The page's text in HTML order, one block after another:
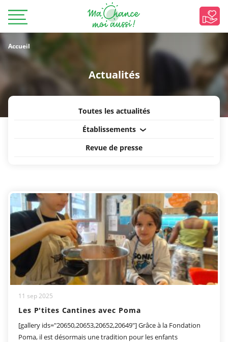
Accueil
Actualités
Toutes les actualités
Établissements
Revue de presse
11 sep 2025
Les P'tites Cantines avec Poma
[gallery ids="20650,20653,20652,20649"] Grâce à la Fondation
Poma, il est désormais une tradition pour les enfants